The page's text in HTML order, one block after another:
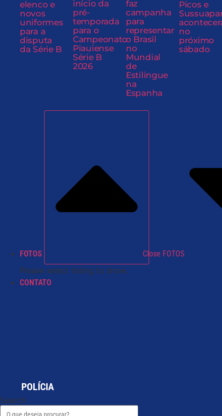
elenco e
novos
uniformes
para a
disputa
da Série B
início da
pré-
temporada
para o
Campeonato
Piauiense
Série B
2026
faz
campanha
para
representar
o Brasil
no
Mundial
de
Estilingue
na
Espanha
Picos e
no
próximo
sábado
FOTOS Close FOTOS
Please select listing to show.
CONTATO
POLÍCIA
Search